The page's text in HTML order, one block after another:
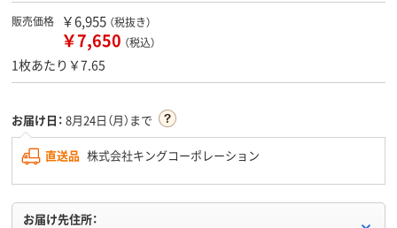
販売価格 ￥6,955 （税抜き）
￥7,650 （税込）
1枚あたり￥7.65
お届け日： 8月24日（月）まで
直送品 株式会社キングコーポレーション
お届け先住所：